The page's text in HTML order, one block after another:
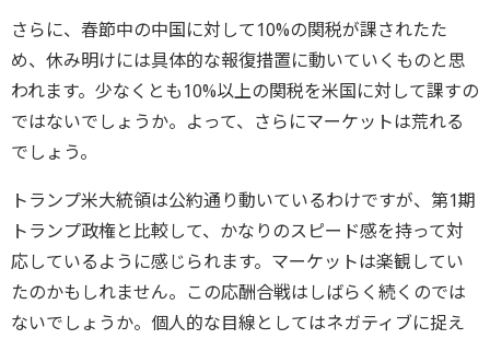
さらに、春節中の中国に対して10%の関税が課されたた
め、休み明けには具体的な報復措置に動いていくものと思
われます。少なくとも10%以上の関税を米国に対して課すの
ではないでしょうか。よって、さらにマーケットは荒れる
でしょう。
トランプ米大統領は公約通り動いているわけですが、第1期
トランプ政権と比較して、かなりのスピード感を持って対
応しているように感じられます。マーケットは楽観してい
たのかもしれません。この応酬合戦はしばらく続くのでは
ないでしょうか。個人的な目線としてはネガティブに捉え